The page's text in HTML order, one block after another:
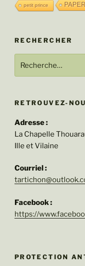
petit prince
RECHERCHER
RETROUVEZ-
Adresse :
La Chapelle
Ille et Vilaine
Courriel :
Facebook :
https://
PROTECTION